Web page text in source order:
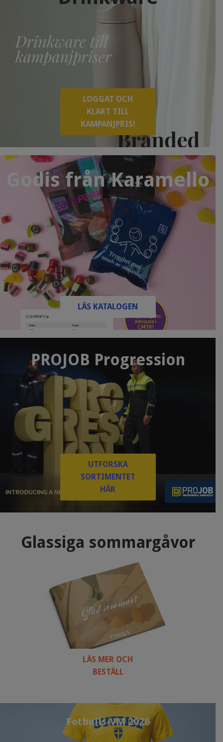
LOGGAT OCH
KLART TILL
KAMPANJPRIS!
Godis från Karamello
LÄS KATALOGEN
PROJOB Progression
UTFORSKA
SORTIMENTET
HÄR
Glassiga sommargåvor
LÄS MER OCH
BESTÄLL
Fotbolls-VM 2026